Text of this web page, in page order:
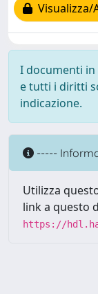
Visualizza/
I documenti
e tutti i diritti
indicazione.
-----
Utilizza
link a questo
https://